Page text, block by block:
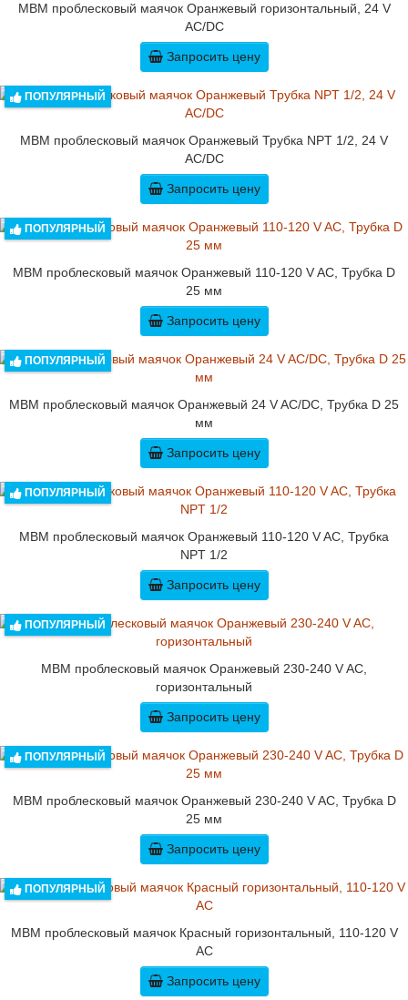
MBM проблесковый маячок Оранжевый горизонтальный, 24 V
AC/DC
Запросить цену
ПОПУЛЯРНЫЙ
MBM проблесковый маячок Оранжевый Трубка NPT 1/2, 24 V
AC/DC
Запросить цену
ПОПУЛЯРНЫЙ
MBM проблесковый маячок Оранжевый 110-120 V AC, Трубка D
25 мм
Запросить цену
ПОПУЛЯРНЫЙ
MBM проблесковый маячок Оранжевый 24 V AC/DC, Трубка D 25
мм
Запросить цену
ПОПУЛЯРНЫЙ
MBM проблесковый маячок Оранжевый 110-120 V AC, Трубка
NPT 1/2
Запросить цену
ПОПУЛЯРНЫЙ
MBM проблесковый маячок Оранжевый 230-240 V AC,
горизонтальный
Запросить цену
ПОПУЛЯРНЫЙ
MBM проблесковый маячок Оранжевый 230-240 V AC, Трубка D
25 мм
Запросить цену
ПОПУЛЯРНЫЙ
MBM проблесковый маячок Красный горизонтальный, 110-120 V
AC
Запросить цену